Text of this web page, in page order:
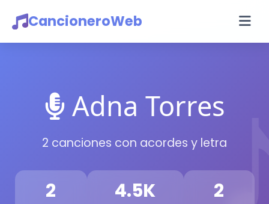
CancioneroWeb
Adna Torres
2 canciones con acordes y letra
2 4.5K 2